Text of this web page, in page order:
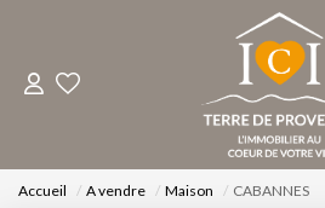
ACHETER
LOUER
Accueil A vendre Maison CABANNES